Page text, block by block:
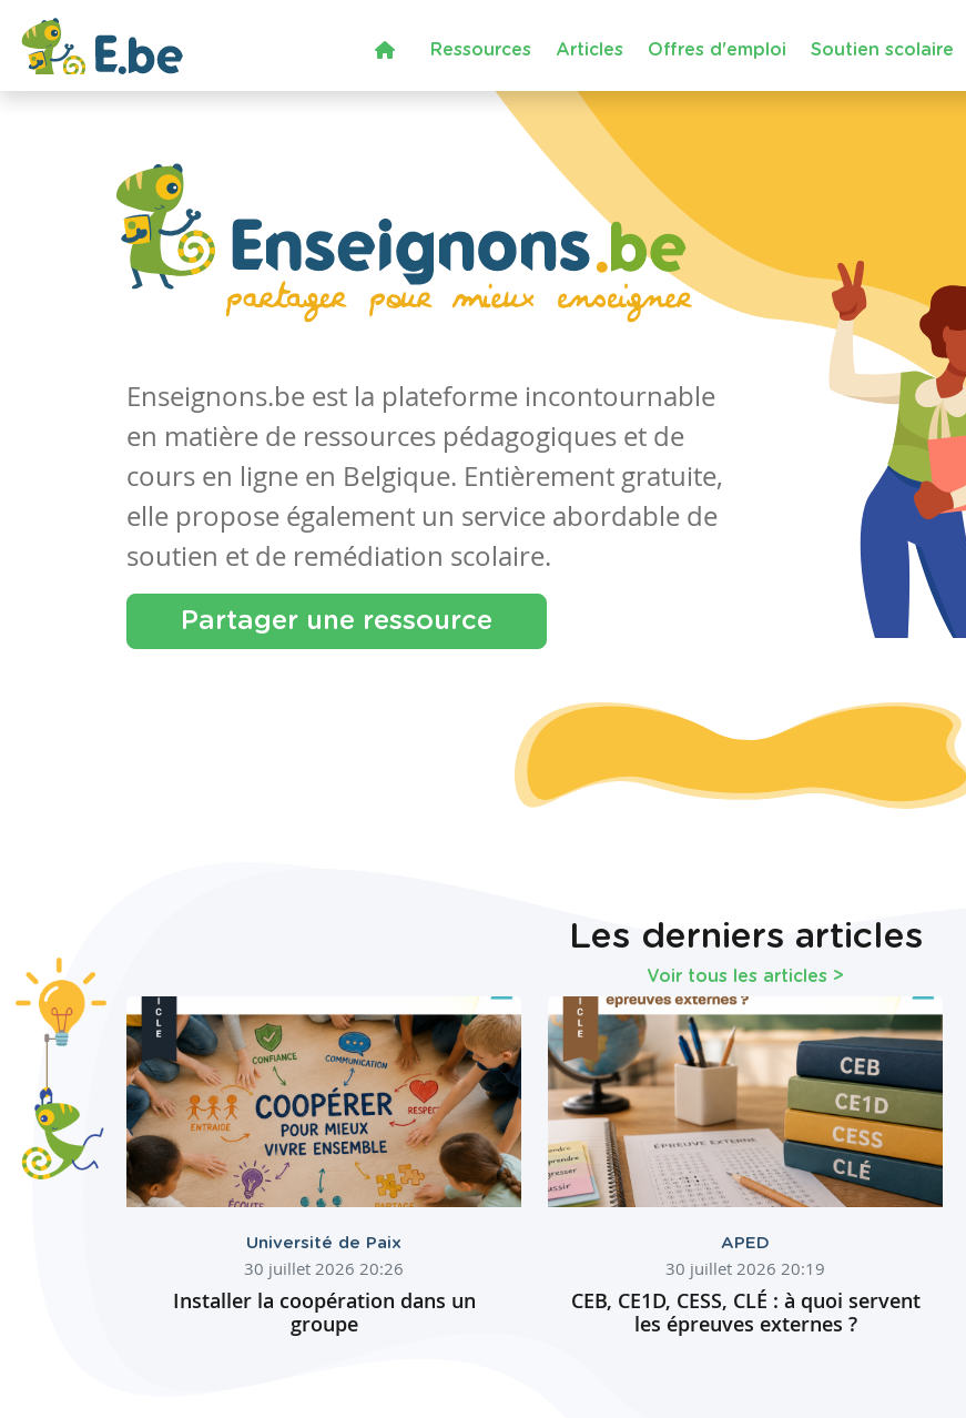
Ressources Articles Offres d'emploi Soutien scolaire
Enseignons.be est la plateforme incontournable
en matière de ressources pédagogiques et de
cours en ligne en Belgique. Entièrement gratuite,
elle propose également un service abordable de
soutien et de remédiation scolaire.
Partager une ressource
Les derniers articles
Voir tous les articles >
Université de Paix
30 juillet 2026 20:26
Installer la coopération dans un
groupe
APED
30 juillet 2026 20:19
CEB, CE1D, CESS, CLÉ : à quoi servent
les épreuves externes ?